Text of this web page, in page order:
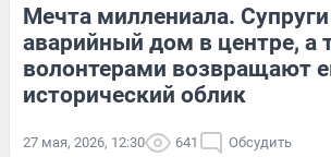
Мечта миллениала.
аварийный дом в центре, а
волонтерами возвращают
исторический облик
27 мая, 2026, 12:30 641 Обсудить